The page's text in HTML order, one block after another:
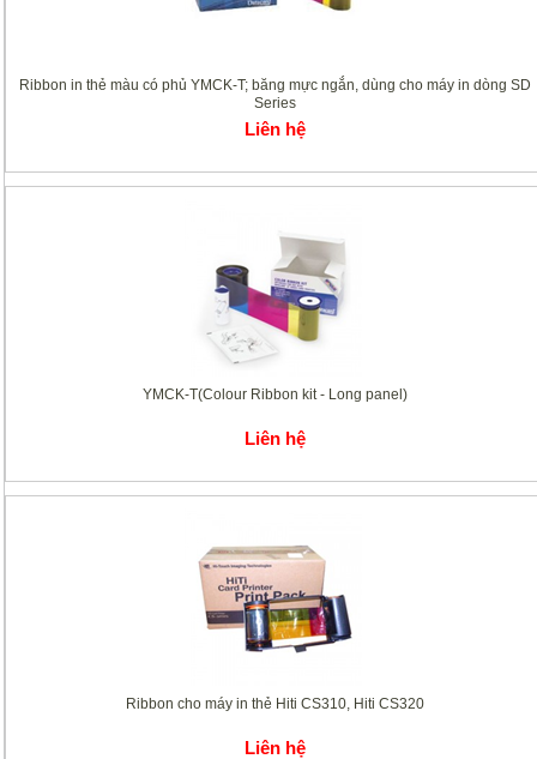
Ribbon in thẻ màu có phủ YMCK-T; băng mực ngắn, dùng cho máy in dòng SD
Series
Liên hệ
YMCK-T(Colour Ribbon kit - Long panel)
Liên hệ
Ribbon cho máy in thẻ Hiti CS310, Hiti CS320
Liên hệ